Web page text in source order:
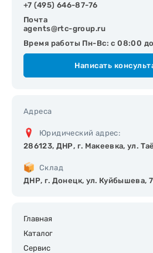
+7 (495) 646-87-76
Почта
agents@rtc-group.ru
Время работы Пн-Вс: с 08:00
Написать
Адреса
Юридический адрес:
286123, ДНР, г. Макеевка, ул.
Склад
ДНР, г. Донецк, ул. Куйбышева,
Главная
Каталог
Сервис